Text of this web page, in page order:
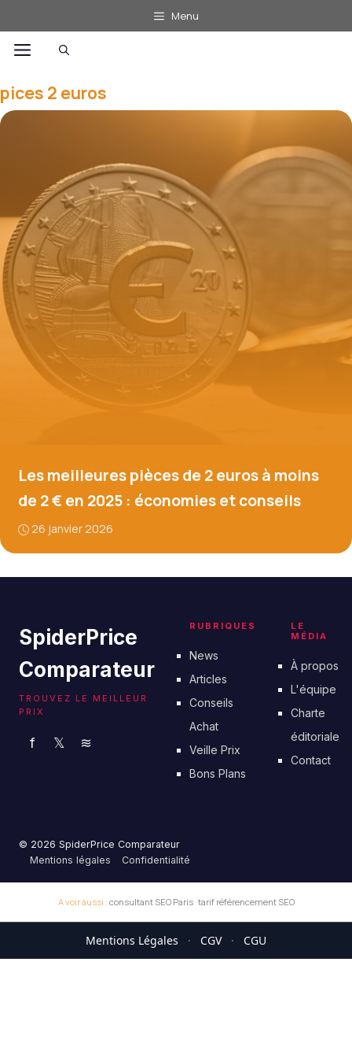
au
contenu
Menu
Menu
pices 2 euros
Les meilleures pièces de 2 euros à moins
de 2 € en 2025 : économies et conseils
26 janvier 2026
SpiderPrice
Comparateur
TROUVEZ LE MEILLEUR
PRIX
f 𝕏 ≋
RUBRIQUES
News
Articles
Conseils
Achat
Veille Prix
Bons Plans
LE
MÉDIA
À propos
L'équipe
Charte
éditoriale
Contact
© 2026 SpiderPrice Comparateur
Mentions légales
Confidentialité
A voir aussi : consultant SEO Paris·tarif référencement SEO
Mentions Légales · CGV · CGU